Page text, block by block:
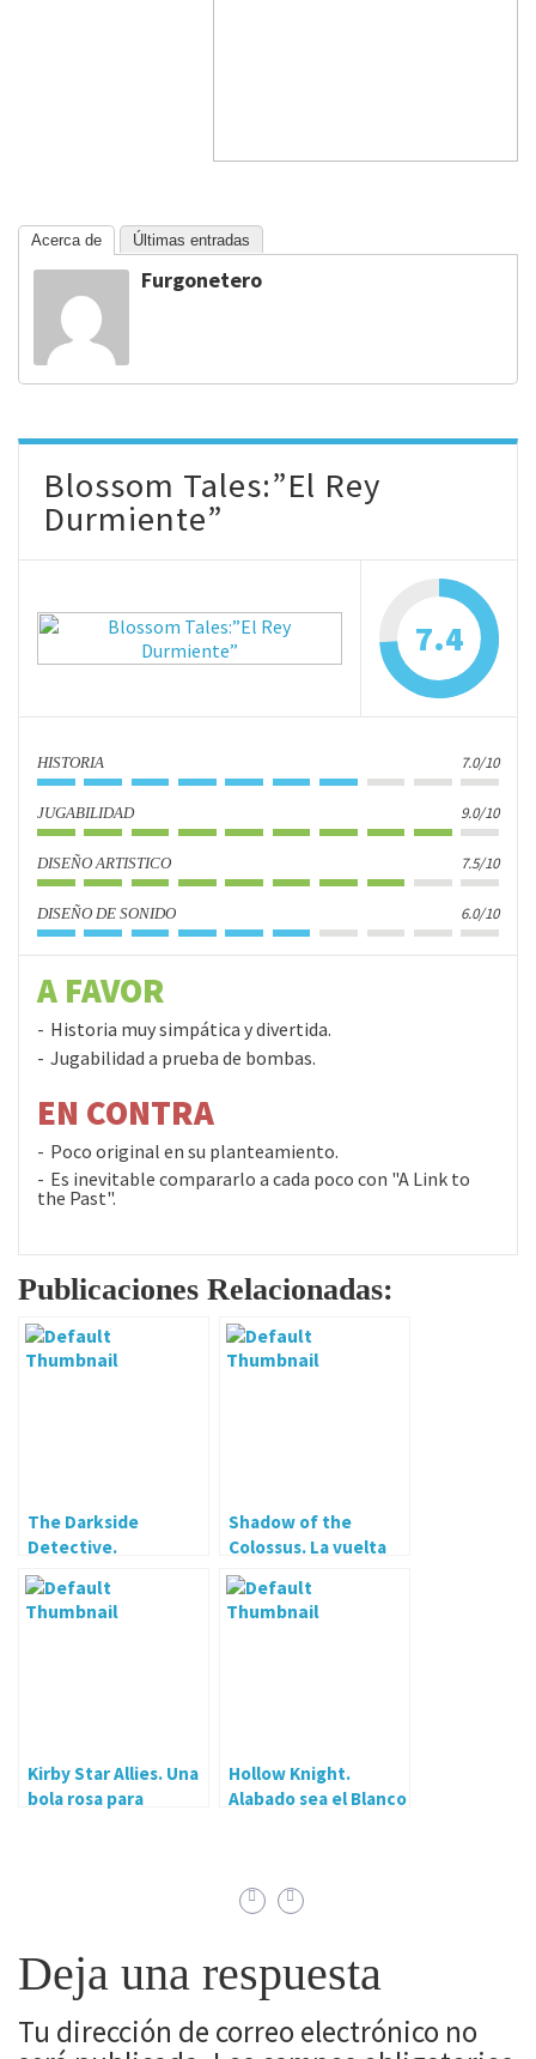
Acerca de Últimas entradas
Furgonetero
Blossom Tales:”El Rey
Durmiente”
7.4
HISTORIA 7.0/10
JUGABILIDAD 9.0/10
DISEÑO ARTISTICO 7.5/10
DISEÑO DE SONIDO 6.0/10
A FAVOR
Historia muy simpática y divertida.
Jugabilidad a prueba de bombas.
EN CONTRA
Poco original en su planteamiento.
Es inevitable compararlo a cada poco con "A Link to
the Past".
Publicaciones Relacionadas:
The Darkside
Detective.
Bienvenidos al Pixel
del misterio
Shadow of the
Colossus. La vuelta
de una obra maestra.
Kirby Star Allies. Una
bola rosa para
Hollow Knight.
Alabado sea el Blanco
Deja una respuesta
Tu dirección de correo electrónico no